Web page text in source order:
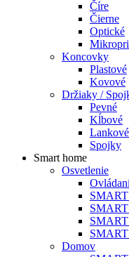
Číre
Čierne
Optické
Koncovky
Plastové
Kovové
Držiaky /
Pevné
Kĺbové
Lankové
Spojky
Smart home
Osvetlenie
SMART
Domov